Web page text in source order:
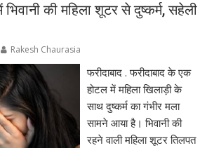
की महिला शूटर से दुष्कर्म, सहेली
Rakesh Chaurasia
फरीदाबाद . फरीदाबाद के एक
होटल में महिला खिलाड़ी के
साथ दुष्कर्म का गंभीर मला
सामने आया है। भिवानी की
रहने वाली महिला शूटर तिलपत